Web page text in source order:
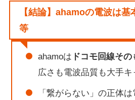
【結論】ahamoの電波は基
等
ahamoは ドコモ回線その
広さも電波品質も大手キ
「繋がらない」の正体